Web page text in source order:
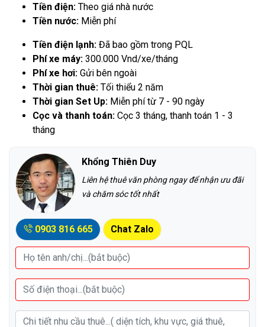
Tiền điện: Theo giá nhà nước
Tiền nước: Miễn phí
Tiền điện lạnh: Đã bao gồm trong PQL
Phí xe máy: 300.000 Vnd/xe/tháng
Phí xe hơi: Gửi bên ngoài
Thời gian thuê: Tối thiểu 2 năm
Thời gian Set Up: Miễn phí từ 7 - 90 ngày
Cọc và thanh toán: Cọc 3 tháng, thanh toán 1 - 3
tháng
Khổng Thiên Duy
Liên hệ thuê văn phòng ngay để nhận ưu đãi
và chăm sóc tốt nhất
0903 816 665 Chat Zalo